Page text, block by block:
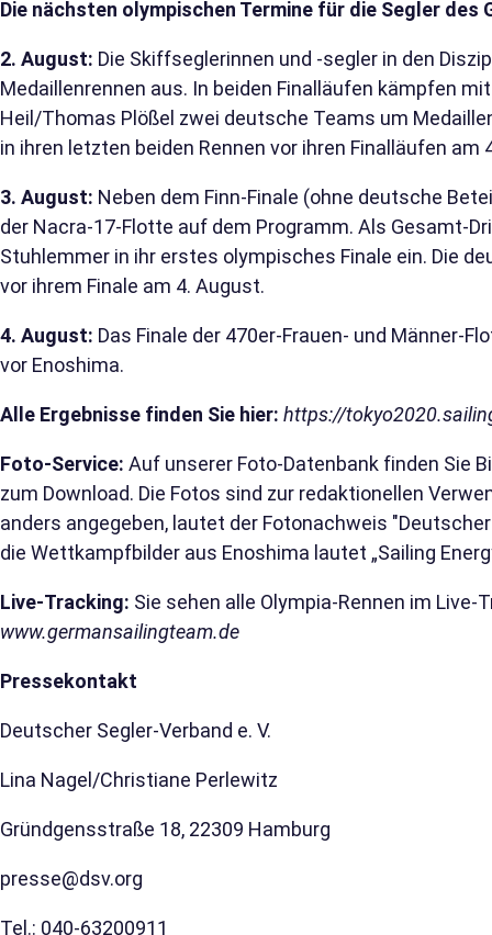
Die nächsten olympischen Termine für die Segler des
2. August: Die Skiffseglerinnen und -segler in den
Medaillenrennen aus. In beiden Finalläufen kämpfen
Heil/Thomas Plößel zwei deutsche Teams um
in ihren letzten beiden Rennen vor ihren Finalläufen am
3. August: Neben dem Finn-Finale (ohne deutsche
der Nacra-17-Flotte auf dem Programm. Als Gesamt-
Stuhlemmer in ihr erstes olympisches Finale ein. Die
vor ihrem Finale am 4. August.
4. August: Das Finale der 470er-Frauen- und Männer-
vor Enoshima.
Alle Ergebnisse finden Sie hier: https://
Foto-Service: Auf unserer Foto-Datenbank finden Sie
zum Download. Die Fotos sind zur redaktionellen
anders angegeben, lautet der Fotonachweis
die Wettkampfbilder aus Enoshima lautet „Sailing
Live-Tracking: Sie sehen alle Olympia-Rennen im
www.germansailingteam.de
Pressekontakt
Deutscher Segler-Verband e. V.
Lina Nagel/Christiane Perlewitz
Gründgensstraße 18, 22309 Hamburg
presse@dsv.org
Tel.: 040-63200911